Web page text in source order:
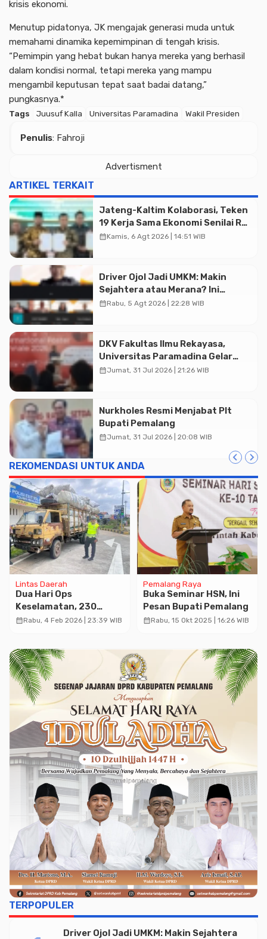
krisis ekonomi.
Menutup pidatonya, JK mengajak generasi muda untuk
memahami dinamika kepemimpinan di tengah krisis.
“Pemimpin yang hebat bukan hanya mereka yang berhasil
dalam kondisi normal, tetapi mereka yang mampu
mengambil keputusan tepat saat badai datang,”
pungkasnya.*
Tags Juusuf Kalla Universitas Paramadina Wakil Presiden
Penulis: Fahroji
Advertisment
ARTIKEL TERKAIT
Jateng-Kaltim Kolaborasi, Teken
19 Kerja Sama Ekonomi Senilai Rp
20,2 Triliun
calendar_monthKamis, 6 Agt 2026 | 14:51 WIB
Driver Ojol Jadi UMKM: Makin
Sejahtera atau Merana? Ini
Temuan Diskusi Paramadina
calendar_monthRabu, 5 Agt 2026 | 22:28 WIB
DKV Fakultas Ilmu Rekayasa,
Universitas Paramadina Gelar
Diskusi Desain
calendar_monthJumat, 31 Jul 2026 | 21:26 WIB
Nurkholes Resmi Menjabat Plt
Bupati Pemalang
calendar_monthJumat, 31 Jul 2026 | 20:08 WIB
REKOMENDASI UNTUK ANDA
Lintas Daerah
Dua Hari Ops
Keselamatan, 230
Pengendara di
Ditegur!
calendar_monthRabu, 4 Feb 2026 | 23:39 WIB
Pemalang Raya
Buka Seminar HSN, Ini
Pesan Bupati Pemalang
calendar_monthRabu, 15 Okt 2025 | 16:26 WIB
TERPOPULER
Driver Ojol Jadi UMKM: Makin Sejahtera